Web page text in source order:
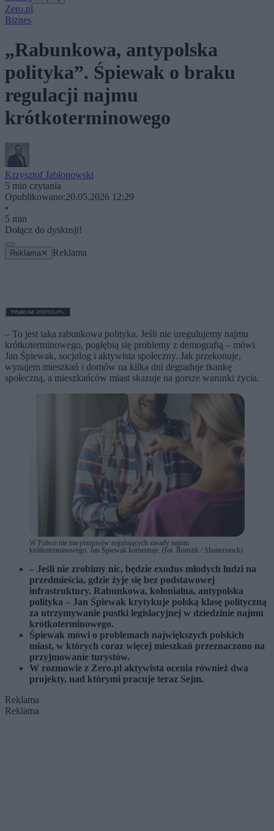
Zero.pl
Biznes
„Rabunkowa, antypolska
polityka”. Śpiewak o braku
regulacji najmu
krótkoterminowego
Krzysztof Jabłonowski
5 min czytania
Opublikowano:20.05.2026 12:29
•
5 min
Dołącz do dyskusji!
Reklama ✕ Reklama
– To jest taka rabunkowa polityka. Jeśli nie uregulujemy najmu
krótkoterminowego, pogłębią się problemy z demografią – mówi
Jan Śpiewak, socjolog i aktywista społeczny. Jak przekonuje,
wynajem mieszkań i domów na kilka dni degraduje tkankę
społeczną, a mieszkańców miast skazuje na gorsze warunki życia.
W Polsce nie ma przepisów regulujących zasady najmu
krótkoterminowego. Jan Śpiewak komentuje. (fot. Ronstik / Shutterstock)
– Jeśli nie zrobimy nic, będzie exodus młodych ludzi na
przedmieścia, gdzie żyje się bez podstawowej
infrastruktury. Rabunkowa, kolonialna, antypolska
polityka – Jan Śpiewak krytykuje polską klasę polityczną
za utrzymywanie pustki legislacyjnej w dziedzinie najmu
krótkoterminowego.
Śpiewak mówi o problemach największych polskich
miast, w których coraz więcej mieszkań przeznaczono na
przyjmowanie turystów.
W rozmowie z Zero.pl aktywista ocenia również dwa
projekty, nad którymi pracuje teraz Sejm.
Reklama
Reklama